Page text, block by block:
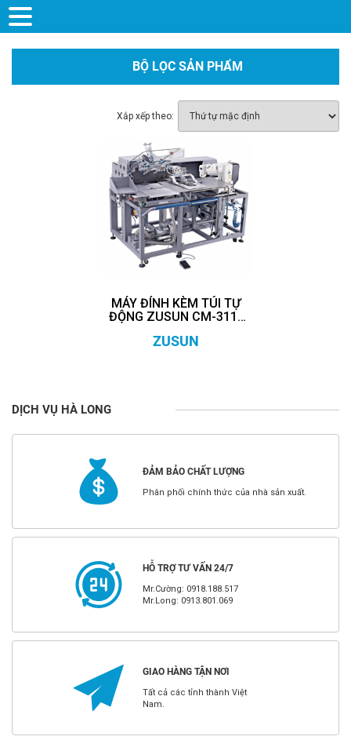
BỘ LỌC SẢN PHẨM
Xắp xếp theo:
MÁY ĐÍNH KÈM TÚI TỰ
ĐỘNG ZUSUN CM-311-
ZUSUN
DỊCH VỤ HÀ LONG
ĐẢM BẢO CHẤT LƯỢNG
Phân phối chính thức của nhà sản xuất.
HỖ TRỢ TƯ VẤN 24/7
Mr.Cường: 0918.188.517
Mr.Long: 0913.801.069
GIAO HÀNG TẬN NƠI
Tất cả các tỉnh thành Việt
Nam.